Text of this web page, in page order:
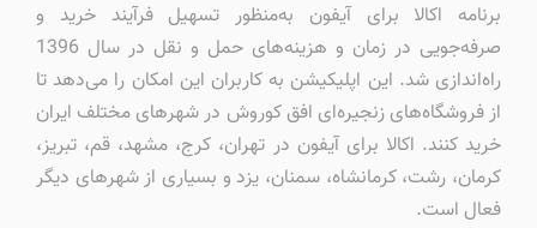
برنامه اکالا برای آیفون به‌منظور تسهیل فرآیند خرید و
صرفه‌جویی در زمان و هزینه‌های حمل و نقل در سال 1396
راه‌اندازی شد. این اپلیکیشن به کاربران این امکان را می‌دهد تا
از فروشگاه‌های زنجیره‌ای افق کوروش در شهرهای مختلف ایران
خرید کنند. اکالا برای آیفون در تهران، کرج، مشهد، قم، تبریز،
کرمان، رشت، کرمانشاه، سمنان، یزد و بسیاری از شهرهای دیگر
فعال است.